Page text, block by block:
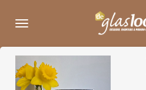
direct
de
hoofdinhoud